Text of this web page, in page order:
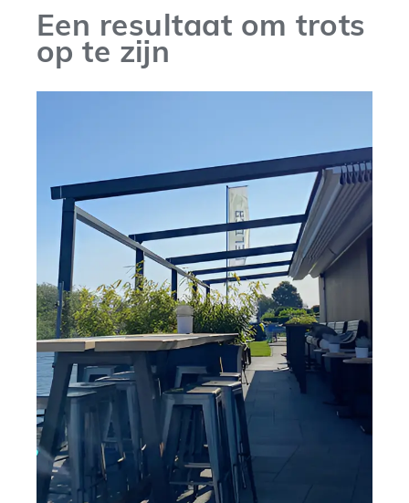
Een resultaat om trots
op te zijn